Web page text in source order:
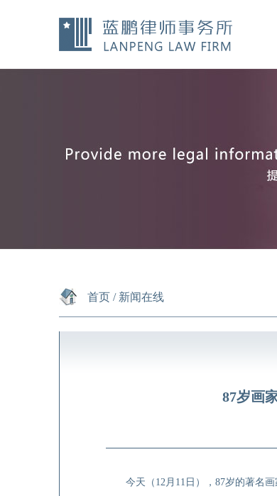
首页 / 新闻在线
87岁画
今天（12月11日），87岁的著名